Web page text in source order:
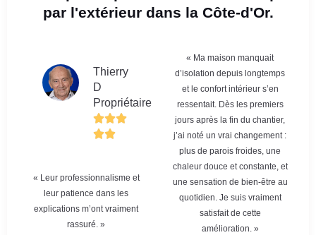
par l'extérieur dans la Côte-d'Or.
Thierry
D
Propriétaire
« Leur professionnalisme et
leur patience dans les
explications m’ont vraiment
rassuré. »
« Ma maison manquait
d’isolation depuis longtemps
et le confort intérieur s’en
ressentait. Dès les premiers
jours après la fin du chantier,
j’ai noté un vrai changement :
plus de parois froides, une
chaleur douce et constante, et
une sensation de bien-être au
quotidien. Je suis vraiment
satisfait de cette
amélioration. »